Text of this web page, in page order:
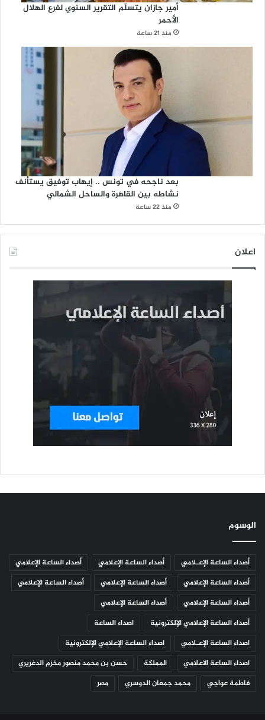
أمير جازان يتسلّم التقرير السنوي لفرع الهلال
الأحمر
منذ 21 ساعة
بعد ناجحه في تونس .. إيهاب توفيق يستأنف
نشاطه بين القاهرة والساحل الشمالي
منذ 22 ساعة
اعلان
الوسوم
أصداء الساعة الإعـلامي أصداء الساعة الإعلامي
أصداء الساعة الإعلامي
أصداء الساعة الإعلامي
أصداء الساعة الإعلامي
أصداء الساعة الإعلامي
أصداء الساعة الإعلامي
أصداء الساعة الإعلامي
أصداء الساعة الإعلامي الإلكترونية
اصداء الساعة
اصداء الساعة الإعـلامي
اصداء الساعة الإعلامي الإلكترونية
اصداء الساعة الاعلامي
المملكة
حسن بن محمد منصور مخزم الدغريري
فاطمة عواجي
محمد جمعان الدوسري مصر